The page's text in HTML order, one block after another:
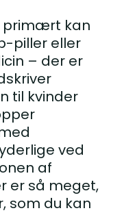
primært kan
piller eller
– der er
til kvinder
ved
af
er så meget,
som du kan